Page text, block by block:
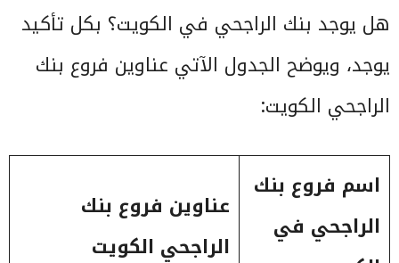
هل يوجد بنك الراجحي في الكويت؟ بكل تأكيد
يوجد، ويوضح الجدول الآتي عناوين فروع بنك
الراجحي الكويت:
اسم فروع بنك
الراجحي في
عناوين فروع بنك
الراجحي الكويت